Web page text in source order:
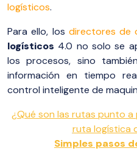
logísticos.
Para ello, los directores de
logísticos 4.0 no solo se
los procesos, sino
información en tiempo
control inteligente de
¿Qué son las rutas punto
ruta logística
Simples pasos